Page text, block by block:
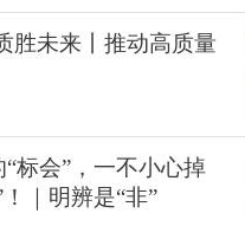
胜未来丨推动高质量
标会”，一不小心掉
｜明辨是“非”